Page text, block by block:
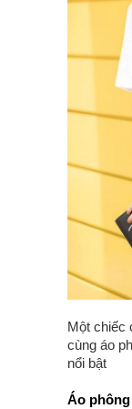
Một chiếc
cùng áo
nổi bật
Áo